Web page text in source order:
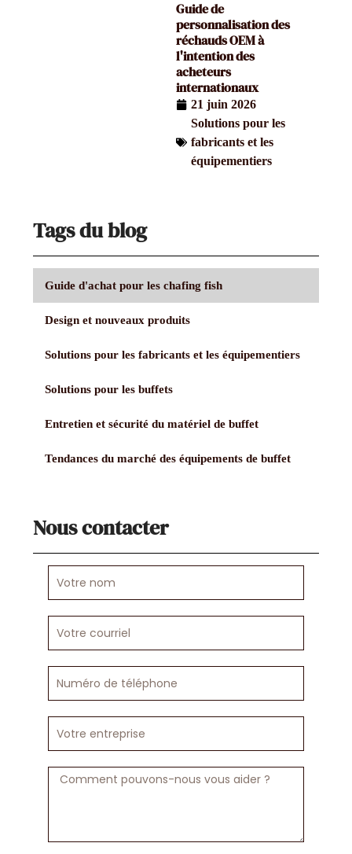
Guide de
personnalisation des
réchauds OEM à
l'intention des
acheteurs
internationaux
21 juin 2026
Solutions pour les
fabricants et les
équipementiers
Tags du blog
Guide d'achat pour les chafing fish
Design et nouveaux produits
Solutions pour les fabricants et les équipementiers
Solutions pour les buffets
Entretien et sécurité du matériel de buffet
Tendances du marché des équipements de buffet
Nous contacter
nom
courriel
de
entreprise
Message